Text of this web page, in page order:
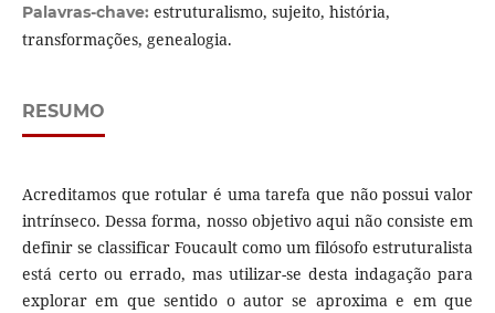
Palavras-chave: estruturalismo, sujeito, história,
transformações, genealogia.
RESUMO
Acreditamos que rotular é uma tarefa que não possui valor
intrínseco. Dessa forma, nosso objetivo aqui não consiste em
definir se classificar Foucault como um filósofo estruturalista
está certo ou errado, mas utilizar-se desta indagação para
explorar em que sentido o autor se aproxima e em que